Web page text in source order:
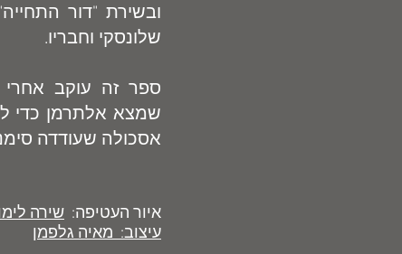
ובשירת "דור
שלונסקי וחבריו.
ספר זה עוקב אחרי
שמצא אלתרמן כדי
אסכולה שעודדה
איור העטיפה: שירה
עיצוב: מאיה גלפמן